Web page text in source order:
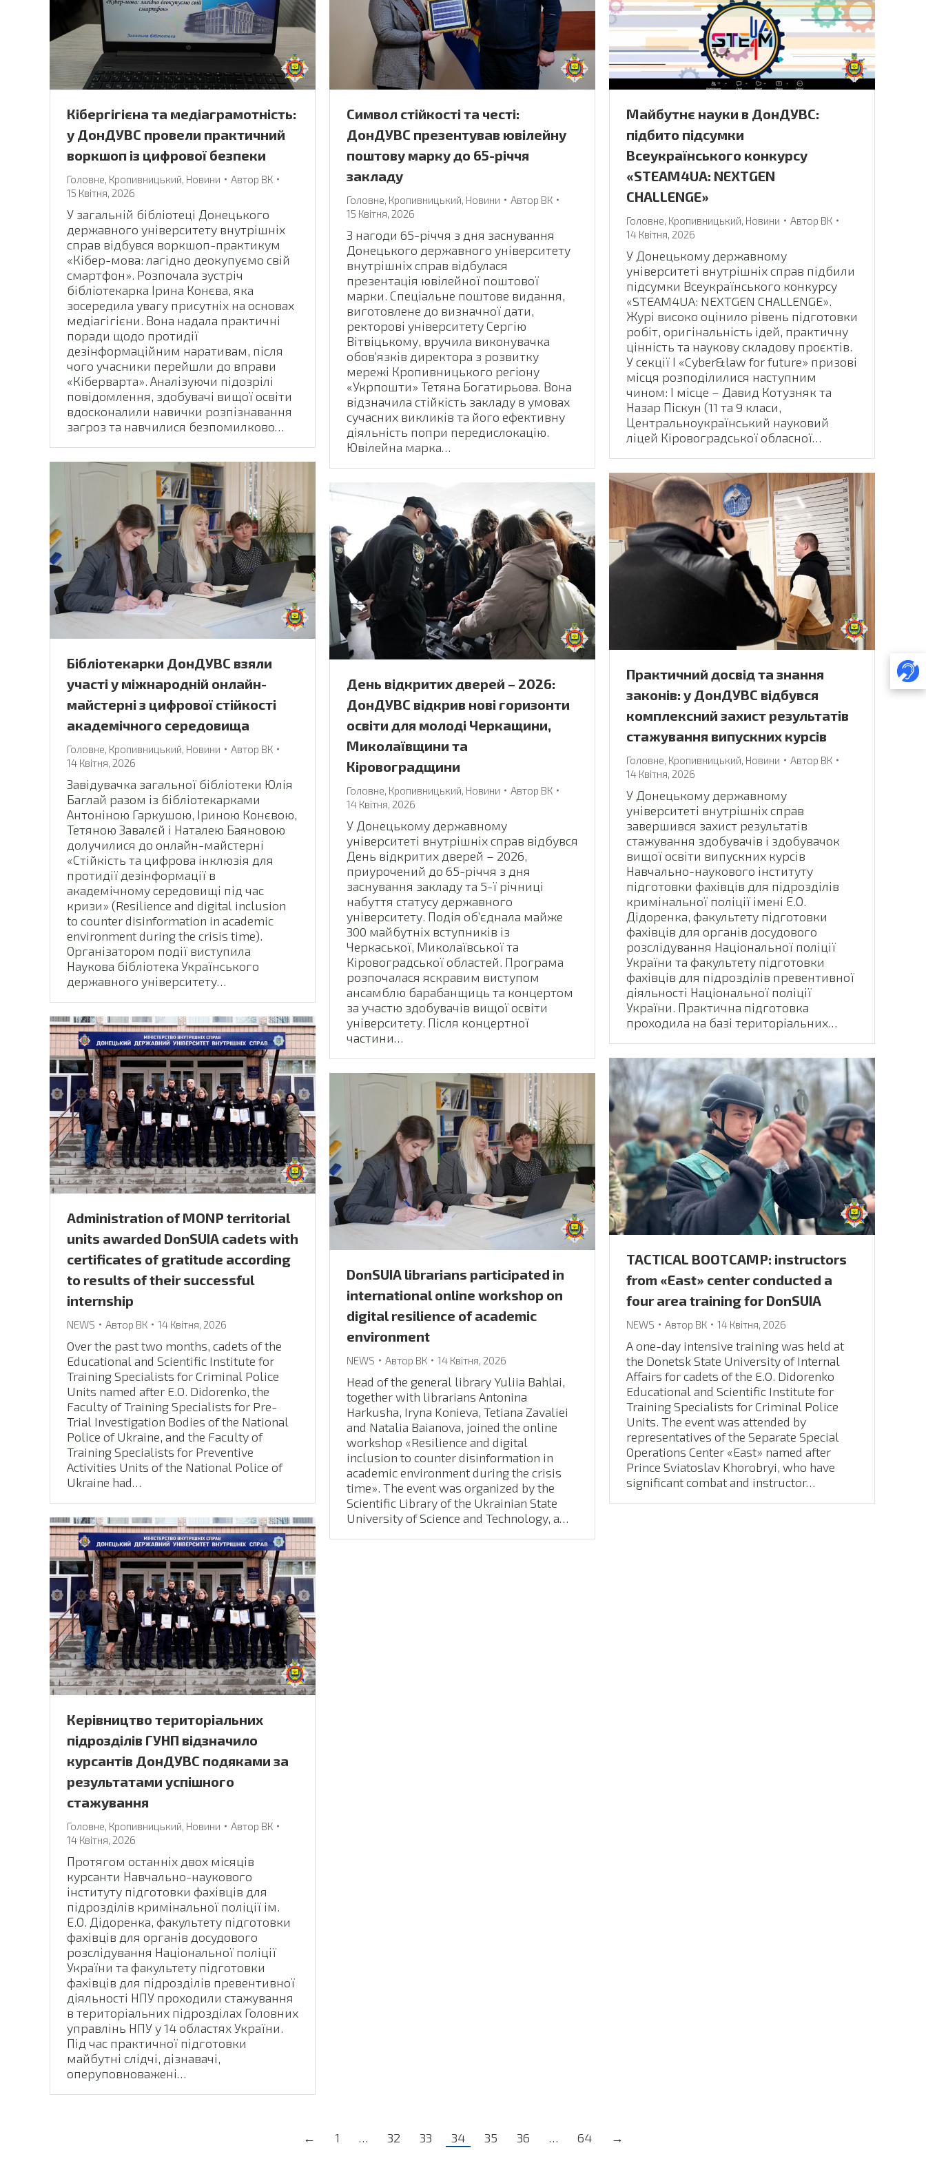
Кібергігієна та медіаграмотність:
у ДонДУВС провели практичний
воркшоп із цифрової безпеки
Головне, Кропивницький, Новини Автор ВК
15 Квітня, 2026
У загальній бібліотеці Донецького
державного університету внутрішніх
справ відбувся воркшоп-практикум
«Кібер-мова: лагідно деокупуємо свій
смартфон». Розпочала зустріч
бібліотекарка Ірина Конєва, яка
зосередила увагу присутніх на основах
медіагігієни. Вона надала практичні
поради щодо протидії
дезінформаційним наративам, після
чого учасники перейшли до вправи
«Кіберварта». Аналізуючи підозрілі
повідомлення, здобувачі вищої освіти
вдосконалили навички розпізнавання
загроз та навчилися безпомилково…
Символ стійкості та честі:
ДонДУВС презентував ювілейну
поштову марку до 65-річчя
закладу
Головне, Кропивницький, Новини Автор ВК
15 Квітня, 2026
З нагоди 65-річчя з дня заснування
Донецького державного університету
внутрішніх справ відбулася
презентація ювілейної поштової
марки. Спеціальне поштове видання,
виготовлене до визначної дати,
ректорові університету Сергію
Вітвіцькому, вручила виконувачка
обов’язків директора з розвитку
мережі Кропивницького регіону
«Укрпошти» Тетяна Богатирьова. Вона
відзначила стійкість закладу в умовах
сучасних викликів та його ефективну
діяльність попри передислокацію.
Ювілейна марка…
Майбутнє науки в ДонДУВС:
підбито підсумки
Всеукраїнського конкурсу
«STEAM4UA: NEXTGEN
CHALLENGE»
Головне, Кропивницький, Новини Автор ВК
14 Квітня, 2026
У Донецькому державному
університеті внутрішніх справ підбили
підсумки Всеукраїнського конкурсу
«STEAM4UA: NEXTGEN CHALLENGE».
Журі високо оцінило рівень підготовки
робіт, оригінальність ідей, практичну
цінність та наукову складову проєктів.
У секції І «Cyber&law for future» призові
місця розподілилися наступним
чином: І місце – Давид Котузняк та
Назар Піскун (11 та 9 класи,
Центральноукраїнський науковий
ліцей Кіровоградської обласної…
Бібліотекарки ДонДУВС взяли
участі у міжнародній онлайн-
майстерні з цифрової стійкості
академічного середовища
Головне, Кропивницький, Новини Автор ВК
14 Квітня, 2026
Завідувачка загальної бібліотеки Юлія
Баглай разом із бібліотекарками
Антоніною Гаркушою, Іриною Конєвою,
Тетяною Завалєй і Наталею Баяновою
долучилися до онлайн-майстерні
«Стійкість та цифрова інклюзія для
протидії дезінформації в
академічному середовищі під час
кризи» (Resilience and digital inclusion
to counter disinformation in academic
environment during the crisis time).
Організатором події виступила
Наукова бібліотека Українського
державного університету…
Практичний досвід та знання
законів: у ДонДУВС відбувся
комплексний захист результатів
стажування випускних курсів
Головне, Кропивницький, Новини Автор ВК
14 Квітня, 2026
У Донецькому державному
університеті внутрішніх справ
завершився захист результатів
стажування здобувачів і здобувачок
вищої освіти випускних курсів
Навчально-наукового інституту
підготовки фахівців для підрозділів
кримінальної поліції імені Е.О.
Дідоренка, факультету підготовки
фахівців для органів досудового
розслідування Національної поліції
України та факультету підготовки
фахівців для підрозділів превентивної
діяльності Національної поліції
України. Практична підготовка
проходила на базі територіальних…
День відкритих дверей – 2026:
ДонДУВС відкрив нові горизонти
освіти для молоді Черкащини,
Миколаївщини та
Кіровоградщини
Головне, Кропивницький, Новини Автор ВК
14 Квітня, 2026
У Донецькому державному
університеті внутрішніх справ відбувся
День відкритих дверей – 2026,
приурочений до 65-річчя з дня
заснування закладу та 5-ї річниці
набуття статусу державного
університету. Подія об’єднала майже
300 майбутніх вступників із
Черкаської, Миколаївської та
Кіровоградської областей. Програма
розпочалася яскравим виступом
ансамблю барабанщиць та концертом
за участю здобувачів вищої освіти
університету. Після концертної
частини…
Administration of MONP territorial
units awarded DonSUIA cadets with
certificates of gratitude according
to results of their successful
internship
NEWS Автор ВК 14 Квітня, 2026
Over the past two months, cadets of the
Educational and Scientific Institute for
Training Specialists for Criminal Police
Units named after E.O. Didorenko, the
Faculty of Training Specialists for Pre-
Trial Investigation Bodies of the National
Police of Ukraine, and the Faculty of
Training Specialists for Preventive
Activities Units of the National Police of
Ukraine had…
TACTICAL BOOTCAMP: instructors
from «East» center conducted a
four area training for DonSUIA
NEWS Автор ВК 14 Квітня, 2026
A one-day intensive training was held at
the Donetsk State University of Internal
Affairs for cadets of the E.O. Didorenko
Educational and Scientific Institute for
Training Specialists for Criminal Police
Units. The event was attended by
representatives of the Separate Special
Operations Center «East» named after
Prince Sviatoslav Khorobryi, who have
significant combat and instructor…
DonSUIA librarians participated in
international online workshop on
digital resilience of academic
environment
NEWS Автор ВК 14 Квітня, 2026
Head of the general library Yuliia Bahlai,
together with librarians Antonina
Harkusha, Iryna Konieva, Tetiana Zavaliei
and Natalia Baianova, joined the online
workshop «Resilience and digital
inclusion to counter disinformation in
academic environment during the crisis
time». The event was organized by the
Scientific Library of the Ukrainian State
University of Science and Technology, a…
Керівництво територіальних
підрозділів ГУНП відзначило
курсантів ДонДУВС подяками за
результатами успішного
стажування
Головне Кропивницький Новини Автор ВК
14 Квітня, 2026
Протягом останніх двох місяців
курсанти Навчально-наукового
інституту підготовки фахівців для
підрозділів кримінальної поліції ім.
Е.О. Дідоренка, факультету підготовки
фахівців для органів досудового
розслідування Національної поліції
України та факультету підготовки
фахівців для підрозділів превентивної
діяльності НПУ проходили стажування
в територіальних підрозділах Головних
управлінь НПУ у 14 областях України.
Під час практичної підготовки
майбутні слідчі, дізнавачі,
оперуповноважені…
← 1 … 32 33 34 35 36 … 64 →